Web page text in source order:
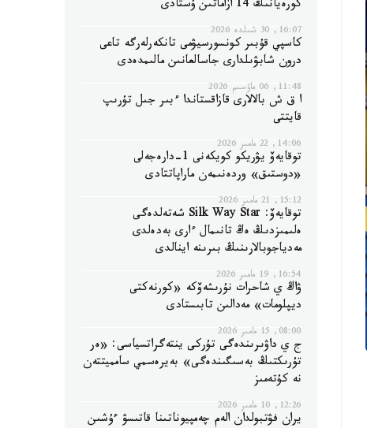
كورەيانىڭ 14 ازاماتىن ۇستادى
16:07, 30 شىلدە 2026
كاسپي قۇبىر كونسورسيۋمى تانكەرلەرگە تاعى
درون شابۋىلدارى جاسالعانىن مالىمدەدى
11:48, 06 ماۋسىم 2026
ا ق ش بالالارى قازاقستاندا ءبىر جىل تۇرىپ
قايتتى
14:06, 22 مامىر 2026
توقايەۆ يۋريكو كويكەنى 1-دارەجەلى
«دوستىق» وردەنىمەن ماراپاتتادى
15:12, 21 مامىر 2026
توقايەۆ: Silk Way Star شەتەلدەگى
ەلىمىزدىڭ ەڭ تانىمال ءارى بەدەلدى
مەدياجوبالارىنىڭ بىرىنە اينالدى
16:54, 19 مامىر 2026
ۋاڭ ي شاحرات نۇرىشەۆكە «كورنەكتى
ديپلومات» مەدالىن تابىستادى
08:00, 15 مامىر 2026
ج ي داۋىرىندەگى تۇركى ينتەگراتسياسى: «ەر
تۇرىكتىڭ بەسىگىندەگى» بەيرەسمي سامميتتەن
نە كۇتەمىز
12:26, 10 مامىر 2026
يران فۋتبولدان الەم چەمپيوناتىنا قاتىسۋ ءۇشىن